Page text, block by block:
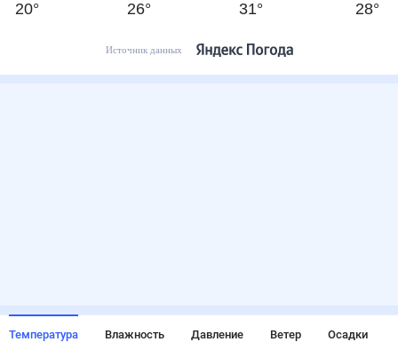
20° 26° 31° 28°
Источник данных
Температура Влажность Давление Ветер Осадки